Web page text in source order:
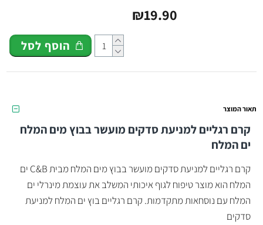
₪19.90
הוסף לסל
תאור המוצר
קרם רגליים למניעת סדקים מועשר בבוץ מים המלח
ים המלח
קרם רגליים למניעת סדקים מועשר בבוץ מים המלח מבית C&B ים
המלח הוא מוצר טיפוח לגוף איכותי המשלב את עוצמת מינרלי ים
המלח עם נוסחאות מתקדמות. קרם רגליים בוץ ים המלח למניעת
סדקים